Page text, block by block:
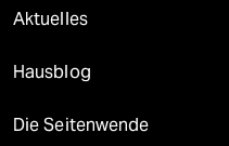
Aktuelles
Hausblog
Die Seitenwende